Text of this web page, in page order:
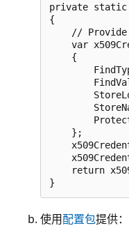
private static
{
//
var
    {
    };
return
使用配置包提供：